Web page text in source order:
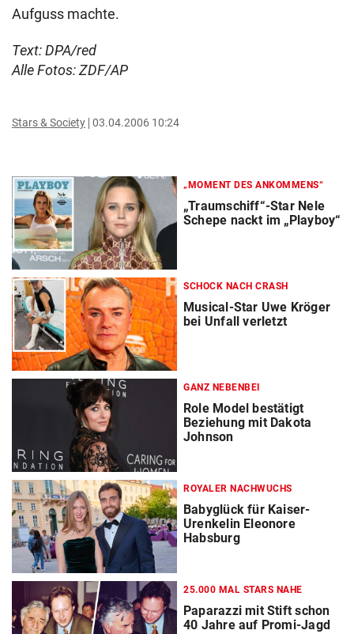
Aufguss machte.
Text: DPA/red
Alle Fotos: ZDF/AP
Stars & Society 03.04.2006 10:24
„MOMENT DES ANKOMMENS“
„Traumschiff“-Star Nele
Schepe nackt im „Playboy“
SCHOCK NACH CRASH
Musical-Star Uwe Kröger
bei Unfall verletzt
GANZ NEBENBEI
Role Model bestätigt
Beziehung mit Dakota
Johnson
ROYALER NACHWUCHS
Babyglück für Kaiser-
Urenkelin Eleonore
Habsburg
25.000 MAL STARS NAHE
Paparazzi mit Stift schon
40 Jahre auf Promi-Jagd